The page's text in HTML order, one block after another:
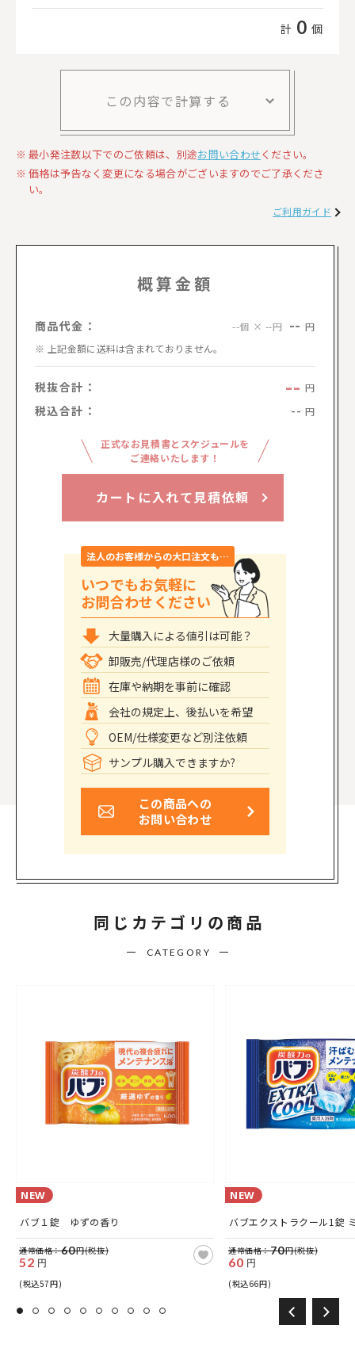
計 0 個
この内容で計算する
最小発注数以下でのご依頼は、別途お問い合わせください。
価格は予告なく変更になる場合がございますのでご了承くださ
い。
ご利用ガイド
概算金額
商品代金： --個 × --円 -- 円
上記金額に送料は含まれておりません。
税抜合計： -- 円
税込合計： -- 円
正式なお見積書とスケジュールを
ご連絡いたします！
カートに入れて見積依頼
法人のお客様からの大口注文も…
いつでもお気軽に
お問合わせください
大量購入による値引は可能？
卸販売/代理店様のご依頼
在庫や納期を事前に確認
会社の規定上、後払いを希望
OEM/仕様変更など別注依頼
サンプル購入できますか?
この商品への
お問い合わせ
同じカテゴリの商品
CATEGORY
NEW
バブ１錠 ゆずの香り
通常価格：60円(税抜)
52 円
(税込57円)
NEW
バブエクストラクール1錠
通常価格：70円(税抜)
60 円
(税込66円)